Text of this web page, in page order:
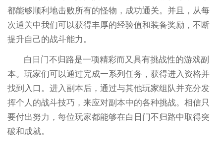
都能够顺利地击败所有的怪物，成功通关。并且，从每
次通关中我们可以获得丰厚的经验值和装备奖励，不断
提升自己的战斗能力。
白日门不归路是一项精彩而又具有挑战性的游戏副
本。玩家们可以通过完成一系列任务，获得进入资格并
找到入口。进入副本后，通过与其他玩家组队并充分发
挥个人的战斗技巧，来应对副本中的各种挑战。相信只
要付出努力，每位玩家都能够在白日门不归路中取得突
破和成就。